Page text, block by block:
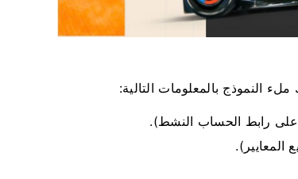
النموذج بالمعلومات التالية:
رابط الحساب النشط).
المعايير).